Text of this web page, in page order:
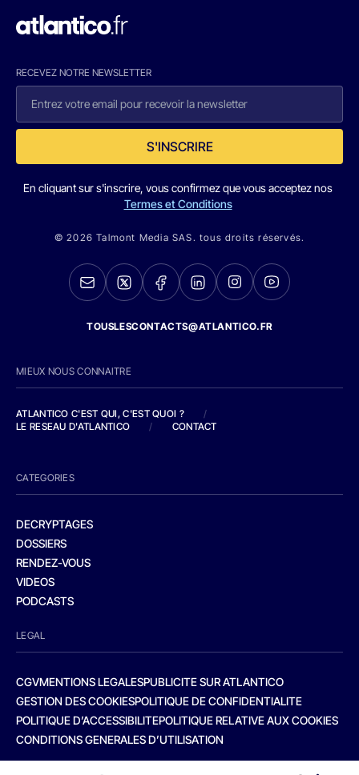
RECEVEZ NOTRE NEWSLETTER
S'INSCRIRE
En cliquant sur s'inscrire, vous confirmez que vous acceptez nos
Termes et Conditions
© 2026 Talmont Media SAS. tous droits réservés.
TOUSLESCONTACTS@ATLANTICO.FR
MIEUX NOUS CONNAITRE
ATLANTICO C'EST QUI, C'EST QUOI ?
/
LE RESEAU D'ATLANTICO
/ CONTACT
CATEGORIES
DECRYPTAGES
DOSSIERS
RENDEZ-VOUS
VIDEOS
PODCASTS
LEGAL
CGVMENTIONS LEGALESPUBLICITE SUR ATLANTICO
GESTION DES COOKIESPOLITIQUE DE CONFIDENTIALITE
POLITIQUE D’ACCESSIBILITEPOLITIQUE RELATIVE AUX COOKIES
CONDITIONS GENERALES D’UTILISATION